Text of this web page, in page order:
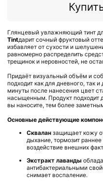
Глянцевый увлажняющий тинт
Tintдарит сочный фруктовый
избавляет от сухости и
равномерно распределить
трещинок и неровностей, не
Придаёт визуальный объём и
подходит как для дневного, так
минуты после нанесения цвет
насыщенным. Продукт подходит
вы наносите, тем более
Основные действующие
Сквалан защищает кожу
дыхание, тормозит
воздействие внешних
Экстракт лаванды
антибактериальными
снимает воспаление.